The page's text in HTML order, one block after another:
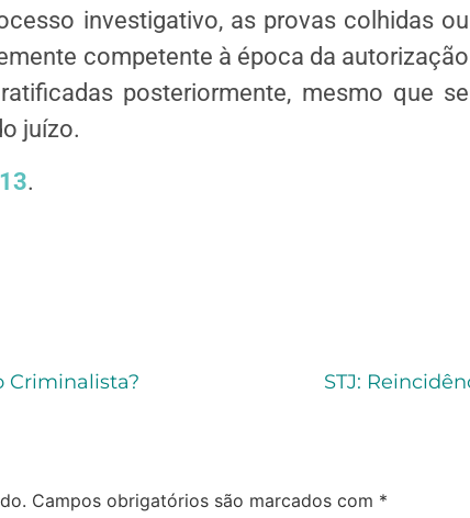
investigativo, as provas colhidas ou
competente à época da autorização
posteriormente, mesmo que se
juízo.
.
Criminalista?
Campos obrigatórios são marcados com *